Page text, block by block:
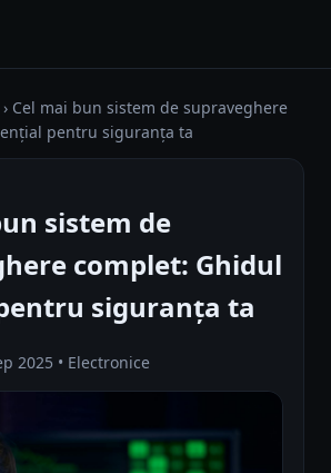
› Cel mai bun sistem de supraveghere
pentru siguranța ta
sistem de
complet: Ghidul
siguranța ta
2025 • Electronice